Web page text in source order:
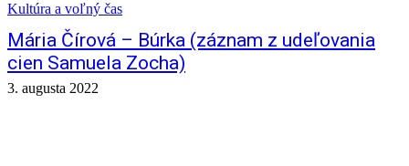
Kultúra a voľný čas
Mária Čírová – Búrka (záznam z udeľovania
cien Samuela Zocha)
3. augusta 2022